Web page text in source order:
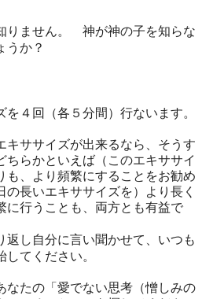
りません。 神が神の子を知らな
うか？
４回（各５分間）行ないます。
キササイズが出来るなら、そうす
ちらかといえば（このエキササイ
も、より頻繁にすることをお勧め
長いエキササイズを）より長く
に行うことも、両方とも有益で
返し自分に言い聞かせて、いつも
てください。
なたの「愛でない思考（憎しみの